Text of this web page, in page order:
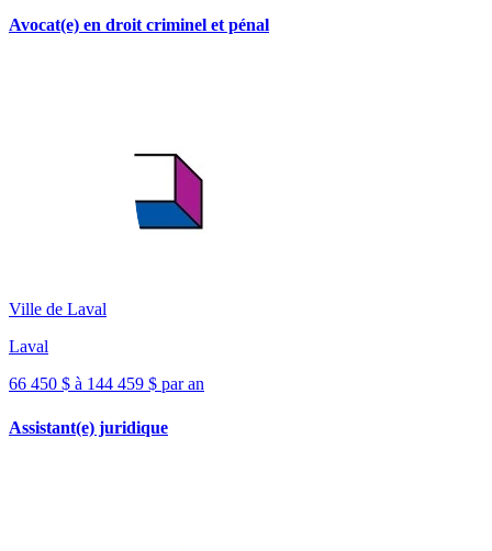
Avocat(e) en droit criminel et pénal
Ville de Laval
Laval
66 450 $ à 144 459 $ par an
Assistant(e) juridique